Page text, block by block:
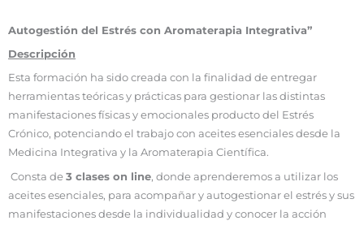
Autogestión del Estrés con Aromaterapia Integrativa”
Descripción
Esta formación ha sido creada con la finalidad de entregar
herramientas teóricas y prácticas para gestionar las distintas
manifestaciones físicas y emocionales producto del Estrés
Crónico, potenciando el trabajo con aceites esenciales desde la
Medicina Integrativa y la Aromaterapia Científica.
Consta de 3 clases on line, donde aprenderemos a utilizar los
aceites esenciales, para acompañar y autogestionar el estrés y sus
manifestaciones desde la individualidad y conocer la acción